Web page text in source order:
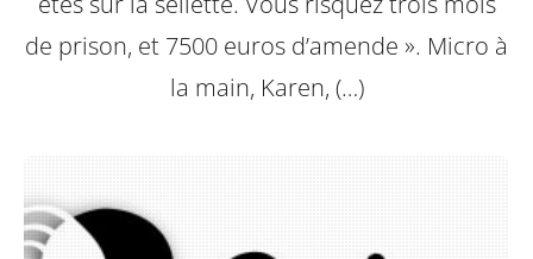
de prison, et 7500 euros d’amende ». Micro à
la main, Karen, (…)